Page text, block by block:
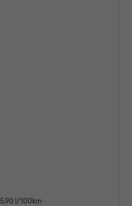
5,90 l/100km